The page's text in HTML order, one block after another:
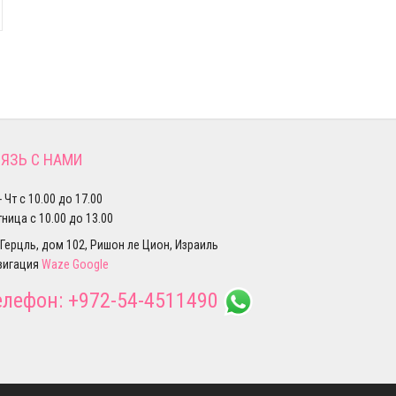
С НАМИ
Чт с 10.00 до 17.00
с 10.00 до 13.00
дом 102, Ришон ле Цион, Израиль
Waze Google
+972-54-4511490